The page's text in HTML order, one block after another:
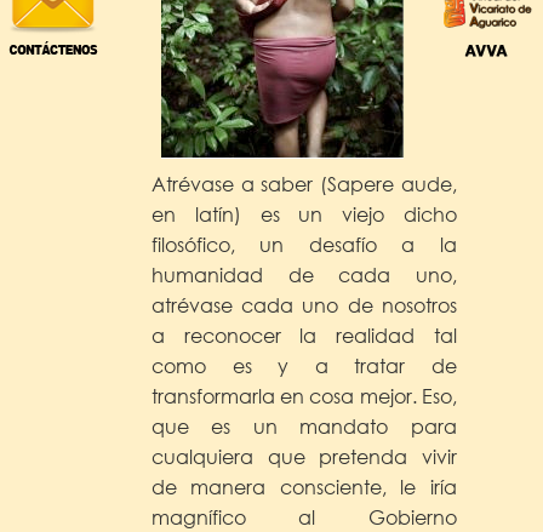
Atrévase a saber (Sapere aude,
en latín) es un viejo dicho
filosófico, un desafío a la
humanidad de cada uno,
atrévase cada uno de nosotros
a reconocer la realidad tal
como es y a tratar de
transformarla en cosa mejor. Eso,
que es un mandato para
cualquiera que pretenda vivir
de manera consciente, le iría
magnífico al Gobierno